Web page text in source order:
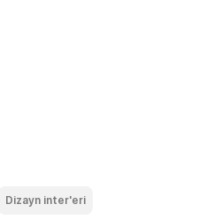
Dizayn inter'eri